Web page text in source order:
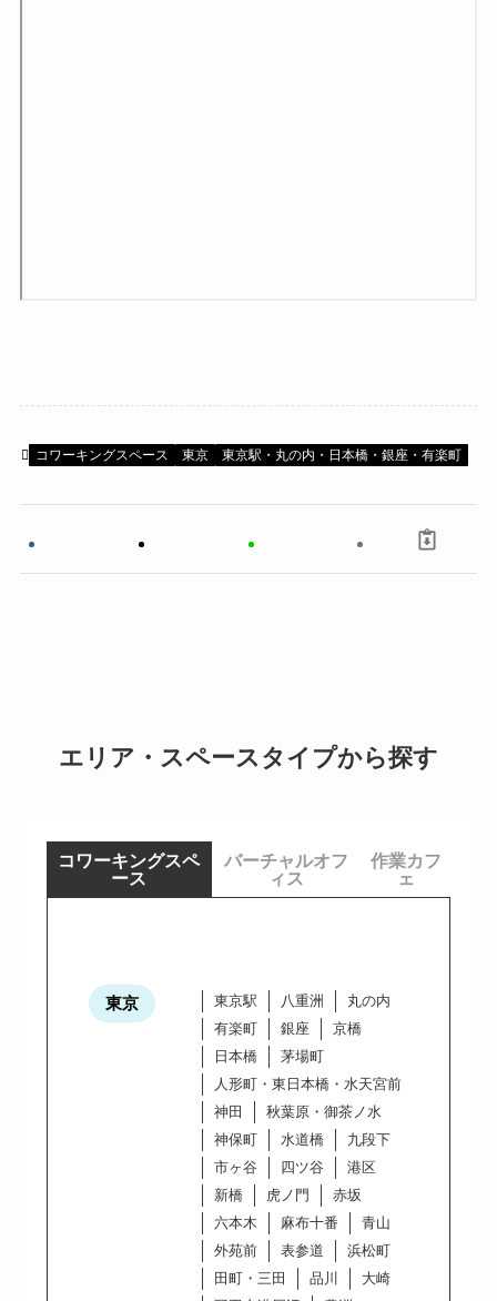
コワーキングスペース 東京 東京駅・丸の内・日本橋・銀座・有楽町
エリア・スペースタイプから探す
コワーキングスペ
ース
バーチャルオフ
ィス
作業カフ
ェ
東京 東京駅 八重洲
丸の内
有楽町
銀座
京橋
日本橋
茅場町
人形町・東日本橋・水天宮前
神田
秋葉原・御茶ノ水
神保町
水道橋
九段下
市ヶ谷
四ツ谷
港区
新橋
虎ノ門
赤坂
六本木
麻布十番
青山
外苑前
表参道
浜松町
田町・三田
品川
大崎